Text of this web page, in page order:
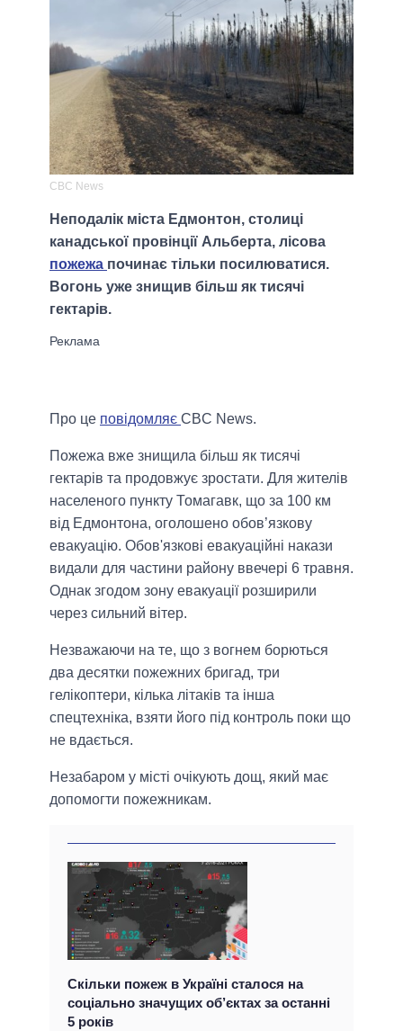
CBC News
Неподалік міста Едмонтон, столиці
канадської провінції Альберта, лісова
пожежа починає тільки посилюватися.
Вогонь уже знищив більш як тисячі
гектарів.
Про це повідомляє CBC News.
Пожежа вже знищила більш як тисячі
гектарів та продовжує зростати. Для жителів
населеного пункту Томагавк, що за 100 км
від Едмонтона, оголошено обов’язкову
евакуацію. Обов'язкові евакуаційні накази
видали для частини району ввечері 6 травня.
Однак згодом зону евакуації розширили
через сильний вітер.
Незважаючи на те, що з вогнем борються
два десятки пожежних бригад, три
гелікоптери, кілька літаків та інша
спецтехніка, взяти його під контроль поки що
не вдається.
Незабаром у місті очікують дощ, який має
допомогти пожежникам.
Скільки пожеж в Україні сталося на
соціально значущих об’єктах за останні
5 років